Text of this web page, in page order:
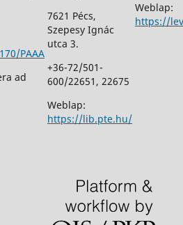
PAAA
ad
7621 Pécs,
Szepesy Ignác
utca 3.
+36-72/501-
600/22651, 22675
Weblap:
https://lib.pte.hu/
Weblap:
https://